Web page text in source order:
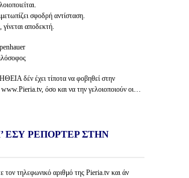
σφοδρή αντίσταση.
αποδεκτή.
δέν έχει τίποτα να φοβηθεί στην
www.Pieria.tv, όσο και να την γελοιοποιούν οι…
ΕΣΥ ΡΕΠΟΡΤΕΡ ΣΤΗΝ
τον τηλεφωνικό αριθμό της Pieria.tv και άν